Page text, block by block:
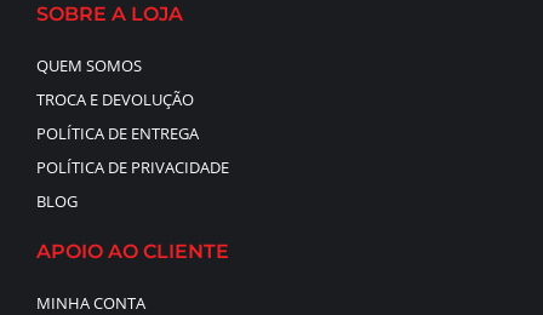
SOBRE A LOJA
QUEM SOMOS
TROCA E DEVOLUÇÃO
POLÍTICA DE ENTREGA
POLÍTICA DE PRIVACIDADE
BLOG
APOIO AO CLIENTE
MINHA CONTA